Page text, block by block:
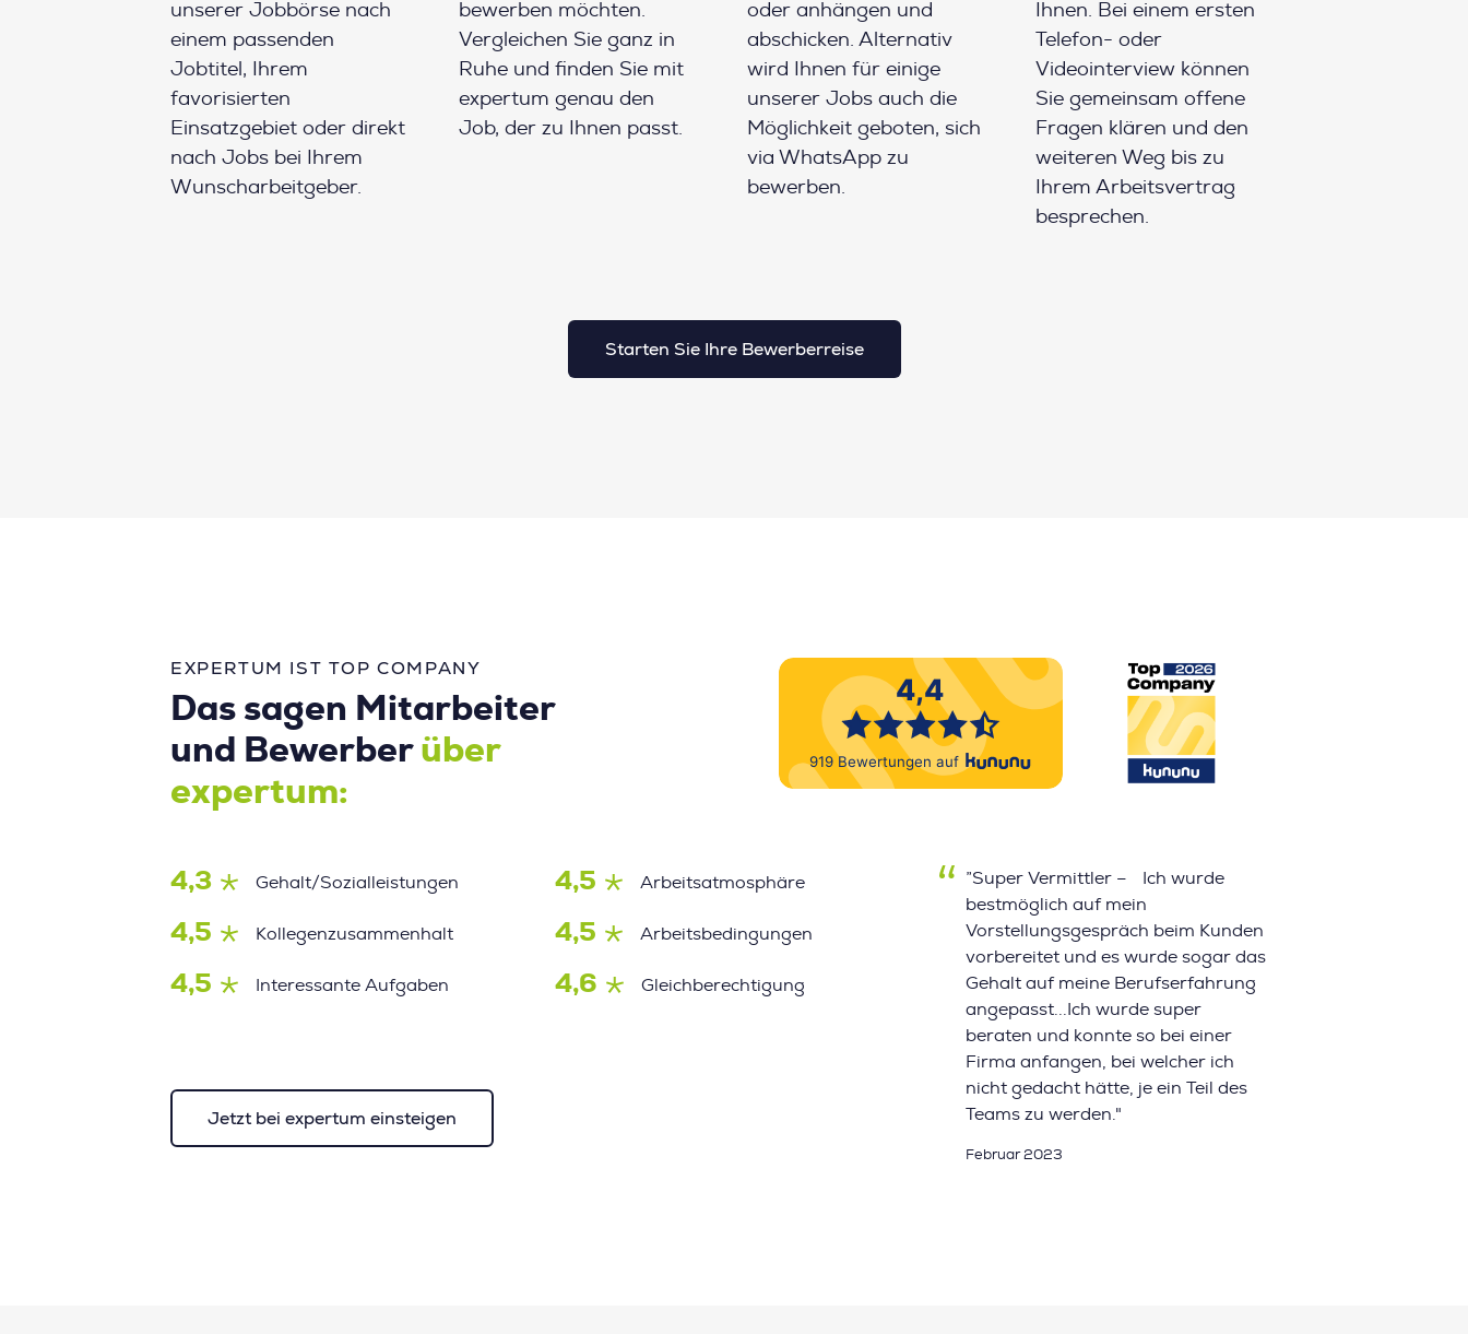
unserer Jobbörse nach
einem passenden
Jobtitel, Ihrem
favorisierten
Einsatzgebiet oder direkt
nach Jobs bei Ihrem
Wunscharbeitgeber.
bewerben möchten.
Vergleichen Sie ganz in
Ruhe und finden Sie mit
expertum genau den
Job, der zu Ihnen passt.
oder anhängen und
abschicken. Alternativ
wird Ihnen für einige
unserer Jobs auch die
Möglichkeit geboten, sich
via WhatsApp zu
bewerben.
Ihnen. Bei einem ersten
Telefon- oder
Videointerview können
Sie gemeinsam offene
Fragen klären und den
weiteren Weg bis zu
Ihrem Arbeitsvertrag
besprechen.
Starten Sie Ihre Bewerberreise
EXPERTUM IST TOP COMPANY
Das sagen Mitarbeiter
und Bewerber über
expertum:
4,3 Gehalt/Sozialleistungen 4,5 Arbeitsatmosphäre
4,5 Kollegenzusammenhalt 4,5 Arbeitsbedingungen
4,5 Interessante Aufgaben 4,6 Gleichberechtigung
Jetzt bei expertum einsteigen
”Super Vermittler – Ich wurde
bestmöglich auf mein
Vorstellungsgespräch beim Kunden
vorbereitet und es wurde sogar das
Gehalt auf meine Berufserfahrung
angepasst...Ich wurde super
beraten und konnte so bei einer
Firma anfangen, bei welcher ich
nicht gedacht hätte, je ein Teil des
Teams zu werden."
Februar 2023